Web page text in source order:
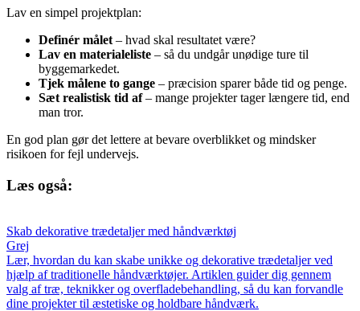
Lav en simpel projektplan:
Definér målet– hvad skal resultatet være?
Lav en materialeliste – så du undgår unødige ture til
byggemarkedet.
Tjek målene to gange – præcision sparer både tid og penge.
Sæt realistisk tid af– mange projekter tager længere tid, end
man tror.
En god plan gør det lettere at bevare overblikket og mindsker
risikoen for fejl undervejs.
Læs også:
Skab dekorative trædetaljer med håndværktøj
Grej
Lær, hvordan du kan skabe unikke og dekorative trædetaljer ved
hjælp af traditionelle håndværktøjer. Artiklen guider dig gennem
valg af træ, teknikker og overfladebehandling, så du kan forvandle
dine projekter til æstetiske og holdbare håndværk.